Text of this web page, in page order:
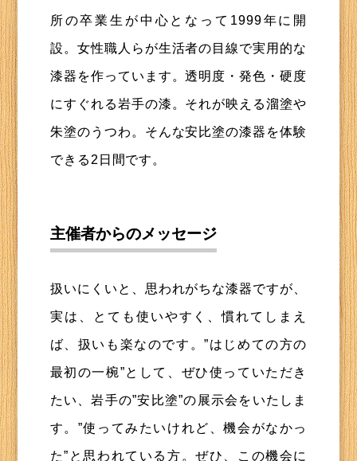
所の卒業生が中心となって1999年に開
設。女性職人らが生活者の目線で実用的な
漆器を作っています。透明度・発色・硬度
にすぐれる岩手の漆。それが映える溜塗や
朱塗のうつわ。そんな安比塗の漆器を体験
できる2日間です。
主催者からのメッセージ
扱いにくいと、思われがちな漆器ですが、
実は、とても使いやすく、慣れてしまえ
ば、扱いも楽なのです。”はじめての方の
最初の一椀”として、ぜひ使っていただき
たい、岩手の”安比塗”の展示会をいたしま
す。”使ってみたいけれど、機会がなかっ
た”と思われている方。ぜひ、この機会に